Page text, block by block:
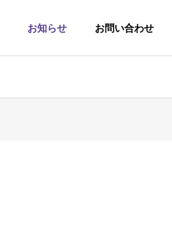
お知らせ お問い合わせ